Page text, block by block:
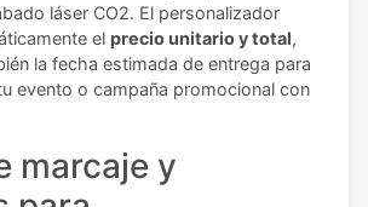
láser CO2. El personalizador
el precio unitario y total,
la fecha estimada de entrega para
evento o campaña promocional con
marcaje y